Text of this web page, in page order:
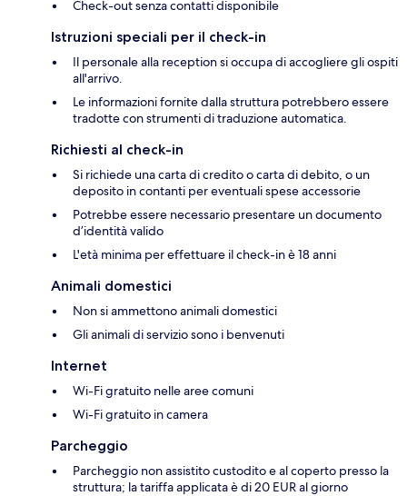
Check-out senza contatti disponibile
Istruzioni speciali per il check-in
Il personale alla reception si occupa di accogliere gli ospiti
all'arrivo.
Le informazioni fornite dalla struttura potrebbero essere
tradotte con strumenti di traduzione automatica.
Richiesti al check-in
Si richiede una carta di credito o carta di debito, o un
deposito in contanti per eventuali spese accessorie
Potrebbe essere necessario presentare un documento
d’identità valido
L'età minima per effettuare il check-in è 18 anni
Animali domestici
Non si ammettono animali domestici
Gli animali di servizio sono i benvenuti
Internet
Wi-Fi gratuito nelle aree comuni
Wi-Fi gratuito in camera
Parcheggio
Parcheggio non assistito custodito e al coperto presso la
struttura; la tariffa applicata è di 20 EUR al giorno